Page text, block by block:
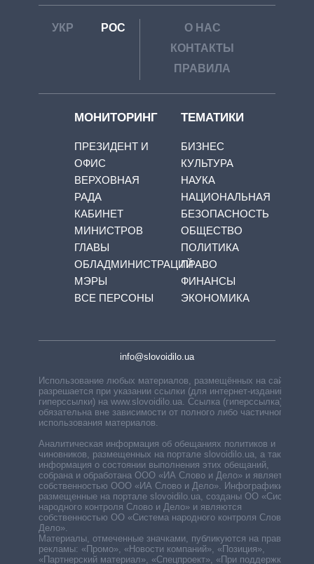
УКР РОС
О НАС
КОНТАКТЫ
ПРАВИЛА
МОНИТОРИНГ
ПРЕЗИДЕНТ И
ОФИС
ВЕРХОВНАЯ
РАДА
КАБИНЕТ
МИНИСТРОВ
ГЛАВЫ
ОБЛАДМИНИСТРАЦИЙ
МЭРЫ
ВСЕ ПЕРСОНЫ
ТЕМАТИКИ
БИЗНЕС
КУЛЬТУРА
НАУКА
НАЦИОНАЛЬНАЯ
БЕЗОПАСНОСТЬ
ОБЩЕСТВО
ПОЛИТИКА
ПРАВО
ФИНАНСЫ
ЭКОНОМИКА
info@slovoidilo.ua
Использование любых материалов, размещённых на сайте,
разрешается при указании ссылки (для интернет-изданий —
гиперссылки) на www.slovoidilo.ua. Ссылка (гиперссылка)
обязательна вне зависимости от полного либо частичного
использования материалов.
Аналитическая информация об обещаниях политиков и
чиновников, размещенных на портале slovoidilo.ua, а также
информация о состоянии выполнения этих обещаний,
собрана и обработана ООО «ИА Слово и Дело» и является
собственностью ООО «ИА Слово и Дело». Инфографики,
размещенные на портале slovoidilo.ua, созданы ОО «Система
народного контроля Слово и Дело» и являются
собственностью ОО «Система народного контроля Слово и
Дело».
Материалы, отмеченные значками, публикуются на правах
рекламы: «Промо», «Новости компаний», «Позиция»,
«Партнерский материал», «Спецпроект», «При поддержке».